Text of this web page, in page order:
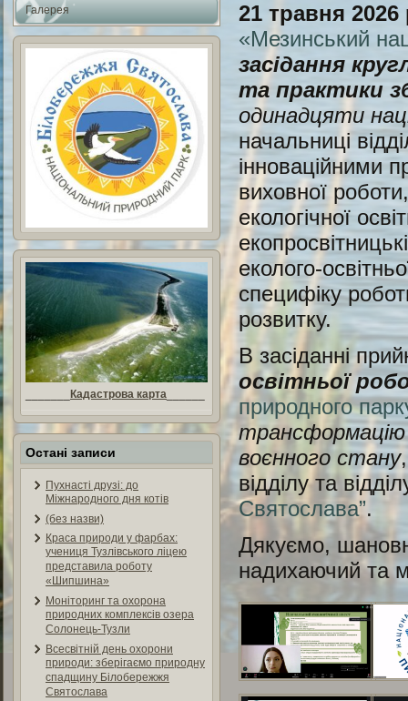
Галерея
Кадастрова карта
Остані записи
Пухнасті друзі: до
Міжнародного дня котів
(без назви)
Краса природи у фарбах:
учениця Тузлівського ліцею
представила роботу
«Шипшина»
Моніторинг та охорона
природних комплексів озера
Солонець-Тузли
Всесвітній день охорони
природи: зберігаємо природну
спадщину Білобережжя
Святослава
21 травня 2026
«Мезинський
засідання
та практики
одинадцяти
начальниці
інноваційними
виховної
екологічної
еколого-
специфіку
розвитку.
В засіданні
освітньої
природного
трансформацію
воєнного стану
відділу та
Святослава”.
Дякуємо,
надихаючий та